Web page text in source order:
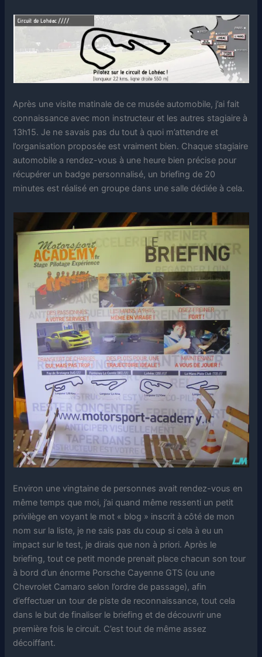
Après une visite matinale de ce musée automobile, j’ai fait
connaissance avec mon instructeur et les autres stagiaire à
13h15. Je ne savais pas du tout à quoi m’attendre et
l’organisation proposée est vraiment bien. Chaque stagiaire
automobile a rendez-vous à une heure bien précise pour
récupérer un badge personnalisé, un briefing de 20
minutes est réalisé en groupe dans une salle dédiée à cela.
Environ une vingtaine de personnes avait rendez-vous en
même temps que moi, j’ai quand même ressenti un petit
privilège en voyant le mot « blog » inscrit à côté de mon
nom sur la liste, je ne sais pas du coup si cela à eu un
impact sur le test, je dirais que non à priori. Après le
briefing, tout ce petit monde prenait place chacun son tour
à bord d’un énorme Porsche Cayenne GTS (ou une
Chevrolet Camaro selon l’ordre de passage), afin
d’effectuer un tour de piste de reconnaissance, tout cela
dans le but de finaliser le briefing et de découvrir une
première fois le circuit. C’est tout de même assez
décoiffant.